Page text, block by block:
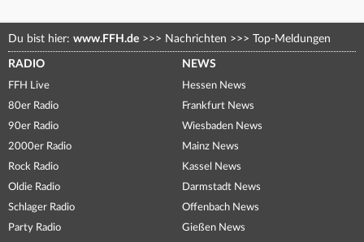
Du bist hier: www.FFH.de >>> Nachrichten >>> Top-Meldungen
RADIO
FFH Live
80er Radio
90er Radio
2000er Radio
Rock Radio
Oldie Radio
Schlager Radio
Party Radio
NEWS
Hessen News
Frankfurt News
Wiesbaden News
Mainz News
Kassel News
Darmstadt News
Offenbach News
Gießen News